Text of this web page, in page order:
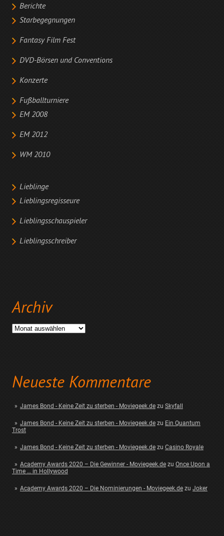
Berichte
Starbegegnungen
Fantasy Film Fest
DVD-Börsen und Conventions
Konzerte
Fußballturniere
EM 2008
EM 2012
WM 2010
Lieblinge
Lieblingsregisseure
Lieblingsschauspieler
Lieblingsschreiber
Archiv
Archiv
Neueste Kommentare
James Bond - Keine Zeit zu sterben - Moviegeek.dezu Skyfall
James Bond - Keine Zeit zu sterben - Moviegeek.dezu Ein Quantum
Trost
James Bond - Keine Zeit zu sterben - Moviegeek.dezu Casino Royale
Academy Awards 2020 – Die Gewinner - Moviegeek.dezu Once Upon a
Time … in Hollywood
Academy Awards 2020 – Die Nominierungen - Moviegeek.dezu Joker